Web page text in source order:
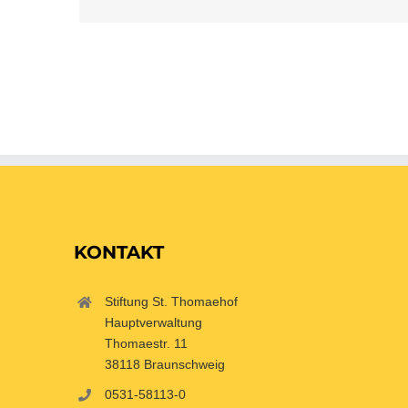
KONTAKT
Stiftung St. Thomaehof
Hauptverwaltung
Thomaestr. 11
38118 Braunschweig
0531-58113-0